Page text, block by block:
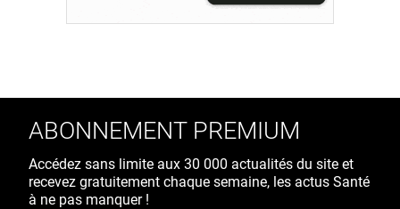
ABONNEMENT PREMIUM
Accédez sans limite aux 30 000 actualités du site et
recevez gratuitement chaque semaine, les actus Santé
à ne pas manquer !